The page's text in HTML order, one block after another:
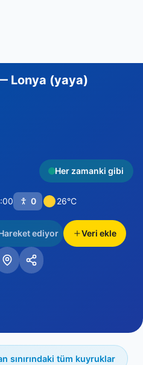
Lonya (yaya)
Her zamanki gibi
0 26°C
ediyor Veri ekle
sınırındaki tüm kuyruklar